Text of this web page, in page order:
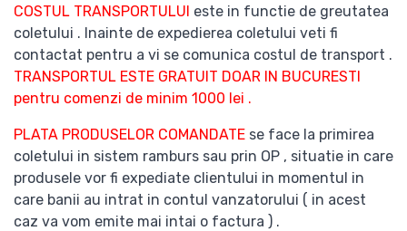
COSTUL TRANSPORTULUI este in functie de greutatea
coletului . Inainte de expedierea coletului veti fi
contactat pentru a vi se comunica costul de transport .
TRANSPORTUL ESTE GRATUIT DOAR IN BUCURESTI
pentru comenzi de minim 1000 lei .
PLATA PRODUSELOR COMANDATE se face la primirea
coletului in sistem ramburs sau prin OP , situatie in care
produsele vor fi expediate clientului in momentul in
care banii au intrat in contul vanzatorului ( in acest
caz va vom emite mai intai o factura ) .